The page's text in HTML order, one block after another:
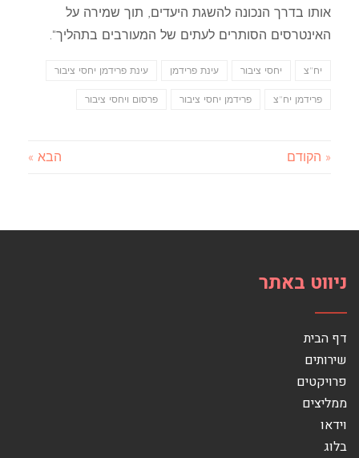
אותו בדרך הנכונה להשגת היעדים, תוך שמירה על
האינטרסים הסותרים לעתים של המעורבים בתהליך".
יח"צ יחסי ציבור עינת פרידמן עינת פרידמן יחסי ציבור
פרידמן יח"צ פרידמן יחסי ציבור פרסום ויחסי ציבור
« הקודם הבא »
ניווט באתר
דף הבית
שירותים
פרויקטים
ממליצים
וידאו
בלוג